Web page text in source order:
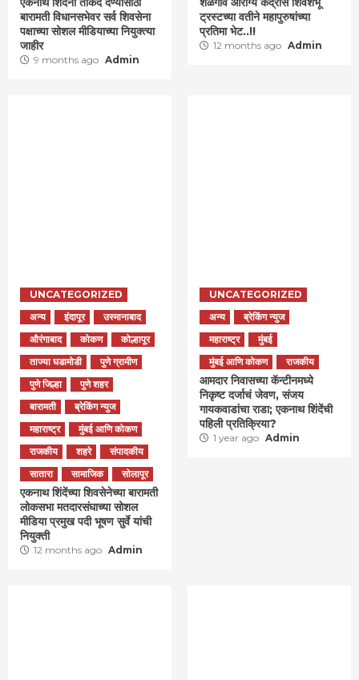
बारामती विधानसभेवर सर्व शिवसेना
पक्षाच्या सोशल मीडियाच्या नियुक्त्या
जाहीर
9 months ago Admin
ट्रस्टच्या वतीने महापुरुषांच्या
प्रतिमा भेट..!!
12 months ago Admin
UNCATEGORIZED
अन्य
इंदापूर
उस्मानाबाद
औरंगाबाद
कोकण
कोल्हापूर
ताज्या घडामोडी
पुणे ग्रामीण
पुणे जिल्हा
पुणे शहर
बारामती
ब्रेकिंग न्युज
महाराष्ट्र
मुंबई आणि कोकण
राजकीय
शहरे
संपादकीय
सातारा
सामाजिक सोलापूर
एकनाथ शिंदेंच्या शिवसेनेच्या बारामती
लोकसभा मतदारसंघाच्या सोशल
मीडिया प्रमुख पदी भूषण सुर्वे यांची
नियुक्ती
12 months ago Admin
UNCATEGORIZED
अन्य
ब्रेकिंग न्युज
महाराष्ट्र
मुंबई
मुंबई आणि कोकण
राजकीय
आमदार निवासच्या कॅन्टीनमध्ये
निकृष्ट दर्जाचं जेवण, संजय
गायकवाडांचा राडा; एकनाथ शिंदेंची
पहिली प्रतिक्रिया?
1 year ago Admin